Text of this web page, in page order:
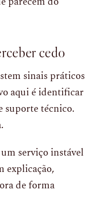
cedo
sinais práticos
aqui é identificar
suporte técnico.
serviço instável
explicação,
de forma